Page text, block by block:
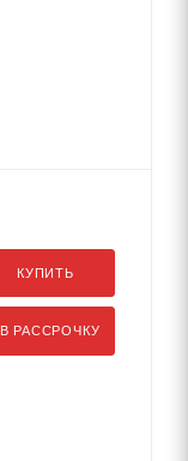
КУПИТЬ
В РАССРОЧКУ